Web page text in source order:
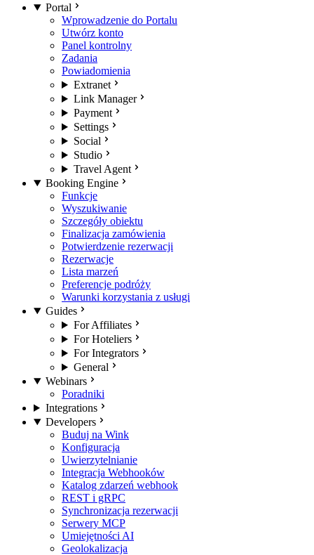
Portal
Wprowadzenie do Portalu
Utwórz konto
Panel kontrolny
Zadania
Powiadomienia
Extranet
Link Manager
Payment
Settings
Social
Studio
Travel Agent
Booking Engine
Funkcje
Wyszukiwanie
Szczegóły obiektu
Finalizacja zamówienia
Potwierdzenie rezerwacji
Rezerwacje
Lista marzeń
Preferencje podróży
Warunki korzystania z usługi
Guides
For Affiliates
For Hoteliers
For Integrators
General
Webinars
Poradniki
Integrations
Developers
Buduj na Wink
Konfiguracja
Uwierzytelnianie
Integracja Webhooków
Katalog zdarzeń webhook
REST i gRPC
Synchronizacja rezerwacji
Serwery MCP
Umiejętności AI
Geolokalizacja